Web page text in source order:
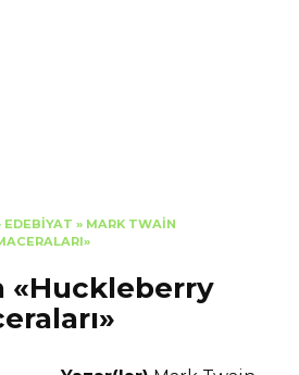
EDEBIYAT » MARK TWAIN
«Huckleberry